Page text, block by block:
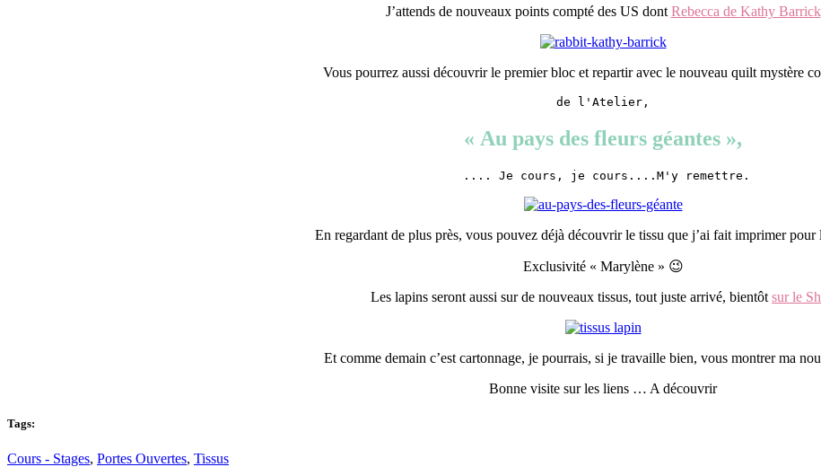
J’attends de nouveaux points compté des US dont Rebecca de Kathy Barrick
Vous pourrez aussi découvrir le premier bloc et repartir avec le nouveau quilt mystère
de l'Atelier,
« Au pays des fleurs géantes »,
.... Je cours, je cours....M'y remettre.
En regardant de plus près, vous pouvez déjà découvrir le tissu que j’ai fait imprimer
Exclusivité « Marylène » 😉
Les lapins seront aussi sur de nouveaux tissus, tout juste arrivé, bientôt sur le
Et comme demain c’est cartonnage, je pourrais, si je travaille bien, vous montrer ma
Bonne visite sur les liens … A découvrir
Tags:
Cours - Stages, Portes Ouvertes, Tissus